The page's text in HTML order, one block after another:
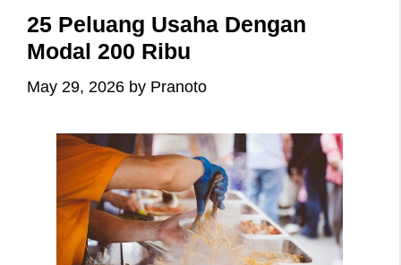
25 Peluang Usaha Dengan
Modal 200 Ribu
May 29, 2026 by Pranoto